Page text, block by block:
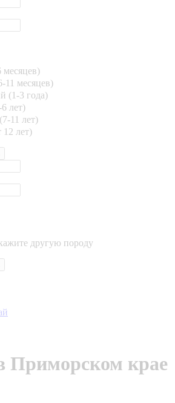
11 месяцев)
(1-3 года)
лет)
11 лет)
лет)
другую породу
Приморском крае